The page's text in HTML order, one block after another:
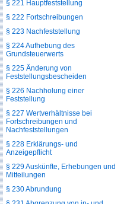
§ 221 Hauptfeststellung
§ 222 Fortschreibungen
§ 223 Nachfeststellung
§ 224 Aufhebung des
Grundsteuerwerts
§ 225 Änderung von
Feststellungsbescheiden
§ 226 Nachholung einer
Feststellung
§ 227 Wertverhältnisse bei
Fortschreibungen und
Nachfeststellungen
§ 228 Erklärungs- und
Anzeigepflicht
§ 229 Auskünfte, Erhebungen und
Mitteilungen
§ 230 Abrundung